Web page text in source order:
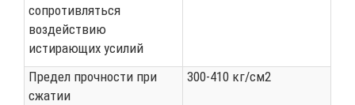
сопротивляться
воздействию
истирающих усилий
Предел прочности при
сжатии
300-410 кг/см2